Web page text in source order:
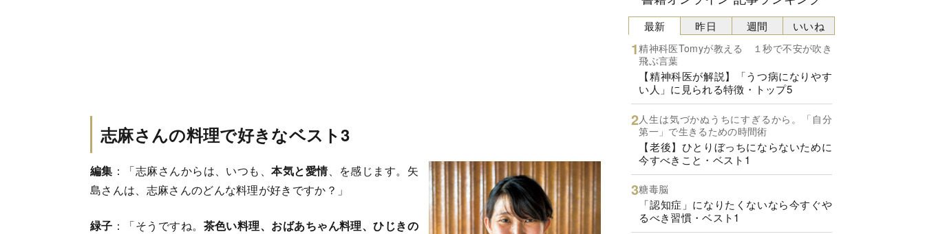
志麻さんの料理で好きなベスト3
編集 ：「志麻さんからは、いつも、本気と愛情、を感じます。矢
島さんは、志麻さんのどんな料理が好きですか？」
緑子 ：「そうですね。 茶色い料理、おばあちゃん料理、ひじきの
最新
精神科医Tomyが教える １秒で不安が吹き
飛ぶ言葉
【精神科医が解説】「うつ病になりやす
い人」に見られる特徴・トップ5
人生は気づかぬうちにすぎるから。「自分
第一」で生きるための時間術
【老後】ひとりぼっちにならないために
今すべきこと・ベスト1
糖毒脳
「認知症」になりたくないなら今すぐや
るべき習慣・ベスト1
昨日 週間 いいね